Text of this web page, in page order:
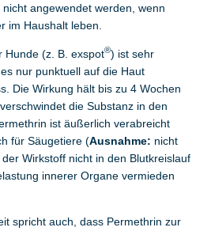
angewendet werden, wenn
im Haushalt leben.
Hunde (z. B. exspot®) ist sehr
nur punktuell auf die Haut
Die Wirkung hält bis zu 4 Wochen
die Substanz in den
ist äußerlich verabreicht
für Säugetiere (Ausnahme: nicht
Wirkstoff nicht in den Blutkreislauf
innerer Organe vermieden
spricht auch, dass Permethrin zur